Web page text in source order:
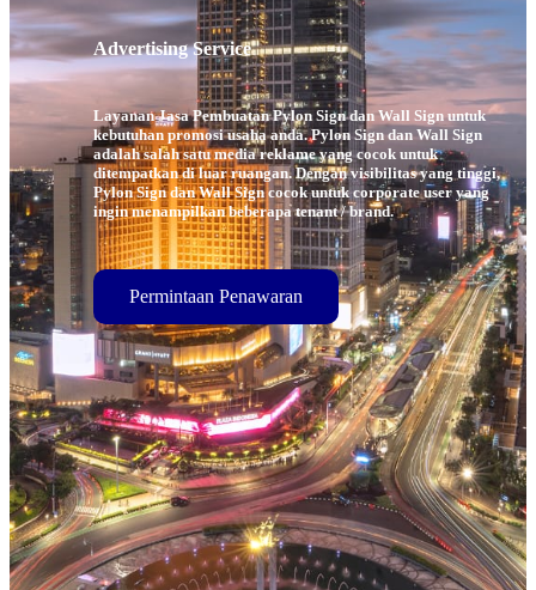
Advertising Service
Layanan Jasa Pembuatan Pylon Sign dan Wall Sign untuk
kebutuhan promosi usaha anda. Pylon Sign dan Wall Sign
adalah salah satu media reklame yang cocok untuk
ditempatkan di luar ruangan. Dengan visibilitas yang tinggi,
Pylon Sign dan Wall Sign cocok untuk corporate user yang
ingin menampilkan beberapa tenant / brand.
Permintaan Penawaran